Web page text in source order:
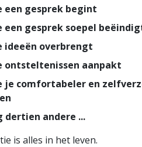
een gesprek begint
een gesprek soepel
ideeën overbrengt
ontsteltenissen aanpakt
je comfortabeler en
dertien andere ...
is alles in het leven.